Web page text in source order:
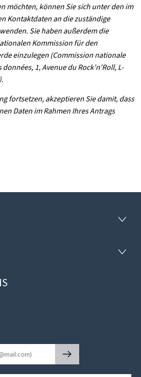
möchten, können Sie sich unter den im
Kontaktdaten an die zuständige
Sie haben außerdem die
Kommission für den
einzulegen (Commission nationale
1, Avenue du Rock'n'Roll, L-
fortsetzen, akzeptieren Sie damit, dass
Daten im Rahmen Ihres Antrags
🡒